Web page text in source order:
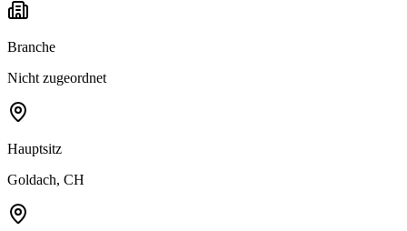
Branche
Nicht zugeordnet
Hauptsitz
Goldach, CH